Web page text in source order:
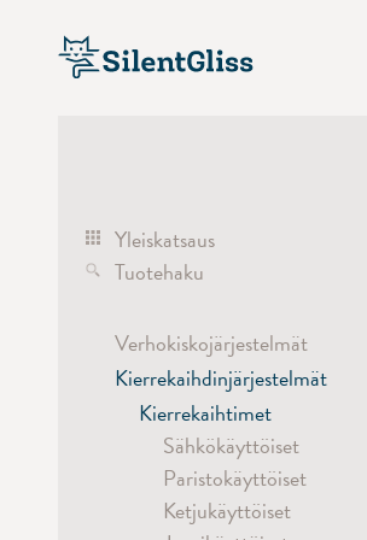
Yleiskatsaus
Tuotehaku
Verhokiskojärjestelmät
Verhokiskojärjestelmät
Sähkökäyttöiset
Käsikäyttöiset
Vetonarukäyttöiset
Väli- ja
Kierrekaihdinjärjestelmät
Kierrekaihtimet
Sähkökäyttöiset
Paristokäyttöiset
Ketjukäyttöiset